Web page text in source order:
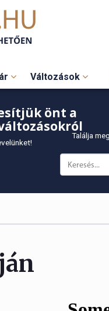
Változások
önt a
Találja